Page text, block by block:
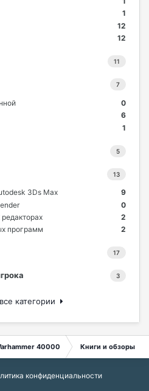
1
12
12
11
7
0
6
1
5
13
9
3Ds Max
0
2
2
программ
17
3
категории
40000 Книги и обзоры
конфиденциальности